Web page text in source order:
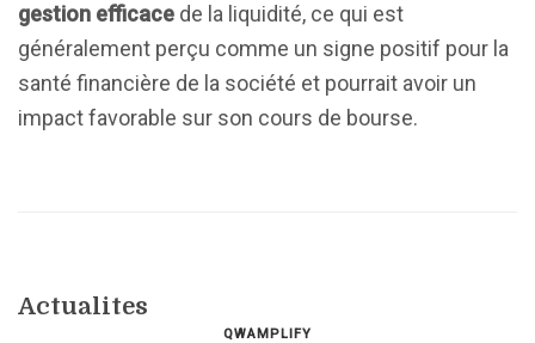
gestion efficace de la liquidité, ce qui est
généralement perçu comme un signe positif pour la
santé financière de la société et pourrait avoir un
impact favorable sur son cours de bourse.
Actualites
QWAMPLIFY